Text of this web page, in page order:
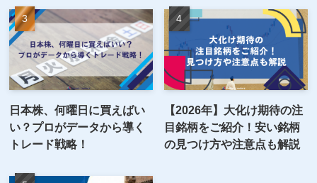
日本株、何曜日に買えばい
い？プロがデータから導く
トレード戦略！
【2026年】大化け期待の注
目銘柄をご紹介！安い銘柄
の見つけ方や注意点も解説